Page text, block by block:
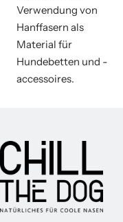
Verwendung von
Hanffasern als
Material für
Hundebetten und -
accessoires.